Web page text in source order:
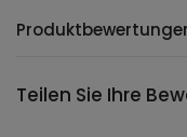
Teilen Sie Ihre